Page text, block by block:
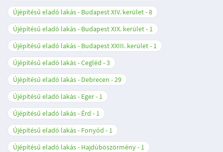
Újépítésű eladó lakás - Budapest XIV. kerület 8
Újépítésű eladó lakás - Budapest XIX. kerület
1
Újépítésű eladó lakás - Budapest XXIII. kerület
1
Újépítésű eladó lakás - Cegléd
3
Újépítésű eladó lakás - Debrecen
29
Újépítésű eladó lakás - Eger
1
Újépítésű eladó lakás - Érd
1
Újépítésű eladó lakás - Fonyód
1
Újépítésű eladó lakás - Hajdúböszörmény
1